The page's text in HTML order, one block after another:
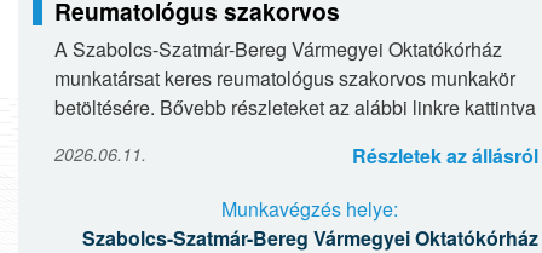
Reumatológus szakorvos
A Szabolcs-Szatmár-Bereg Vármegyei Oktatókórház
munkatársat keres reumatológus szakorvos munkakör
betöltésére. Bővebb részleteket az alábbi linkre kattintva
2026.06.11.
Részletek az állásról
Munkavégzés helye:
Szabolcs-Szatmár-Bereg Vármegyei Oktatókórház